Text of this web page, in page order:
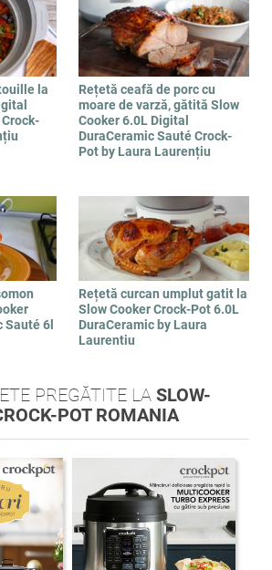
la
Rețetă ceafă de porc cu
moare de varză, gătită Slow
Cooker 6.0L Digital
DuraCeramic Sauté Crock-
Pot by Laura Laurențiu
Sauté 6l
Rețetă curcan umplut gatit la
Slow Cooker Crock-Pot 6.0L
DuraCeramic by Laura
Laurentiu
PREGĂTITE LASLOW-
POT ROMANIA